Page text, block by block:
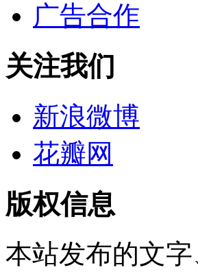
广告合作
关注我们
新浪微博
花瓣网
版权信息
本站发布的文